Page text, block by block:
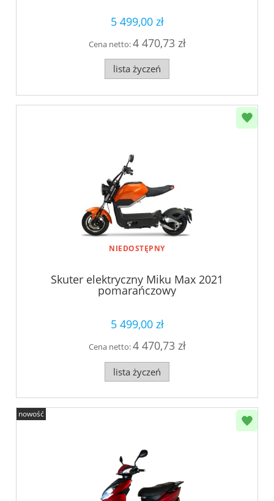
5 499,00 zł
Cena netto:4 470,73 zł
lista życzeń
NIEDOSTĘPNY
Skuter elektryczny Miku Max 2021
pomarańczowy
5 499,00 zł
Cena netto:4 470,73 zł
lista życzeń
nowość